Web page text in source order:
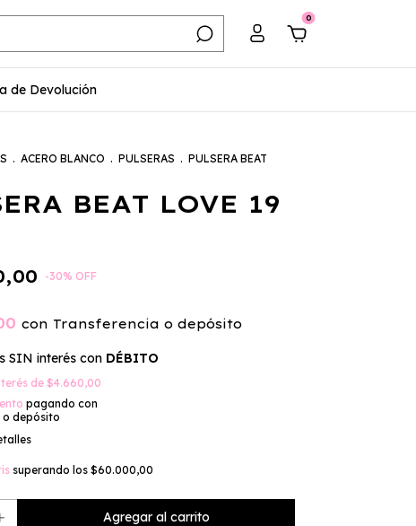
0
de Devolución
. ACERO BLANCO . PULSERAS . PULSERA BEAT
BEAT LOVE 19
-30% OFF
con Transferencia o depósito
SIN interés con DÉBITO
de$4.660,00
pagando con
o depósito
superando los $60.000,00